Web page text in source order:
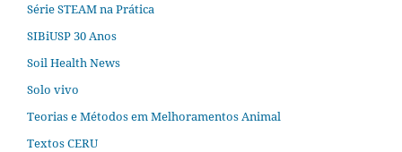
Série STEAM na Prática
SIBiUSP 30 Anos
Soil Health News
Solo vivo
Teorias e Métodos em Melhoramentos Animal
Textos CERU